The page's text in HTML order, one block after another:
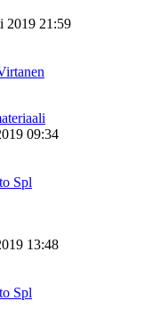
2019 21:59
09:34
Spl
13:48
Spl